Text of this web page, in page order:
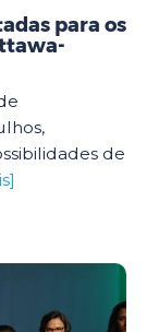
para os
de